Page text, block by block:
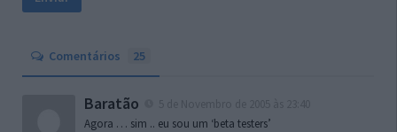
Comentários 25
Baratão
Agora … sim .. eu sou um ‘beta testers’